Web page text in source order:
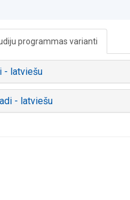
programmas varianti
- latviešu
- latviešu